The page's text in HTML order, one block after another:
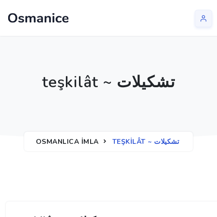
teşkilât ~ تشكیلات
OSMANLICA İMLA TEŞKILÂT ~ تشكیلات